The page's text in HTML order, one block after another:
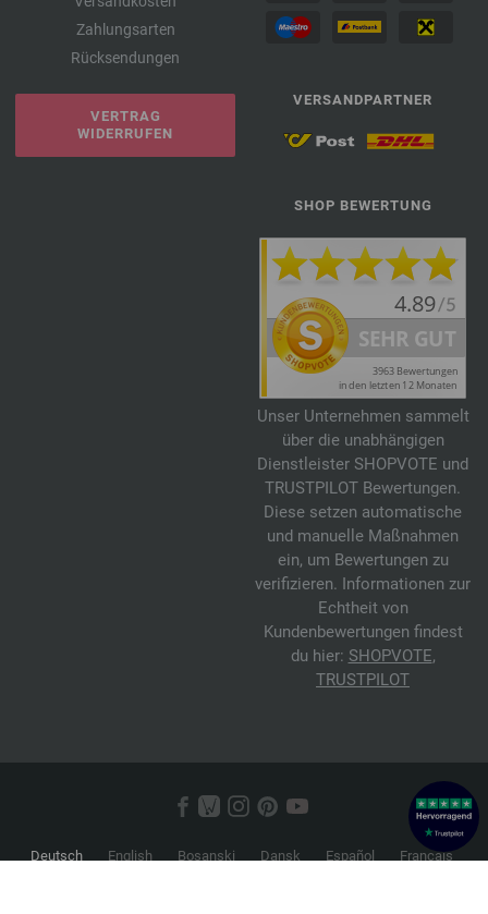
Zahlungsarten
Rücksendungen
VERTRAG
WIDERRUFEN
VERSANDPARTNER
SHOP BEWERTUNG
Unser Unternehmen sammelt
über die unabhängigen
Dienstleister SHOPVOTE und
TRUSTPILOT Bewertungen.
Diese setzen automatische
und manuelle Maßnahmen
ein, um Bewertungen zu
verifizieren. Informationen zur
Echtheit von
Kundenbewertungen findest
du hier: SHOPVOTE,
TRUSTPILOT
Deutsch English Bosanski Dansk Español
Français